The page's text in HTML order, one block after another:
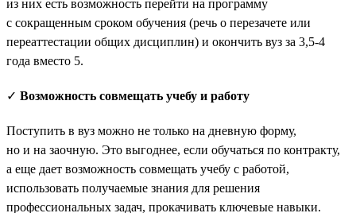
из них есть возможность перейти на программу
с сокращенным сроком обучения (речь о перезачете или
переаттестации общих дисциплин) и окончить вуз за 3,5-4
года вместо 5.
✓ Возможность совмещать учебу и работу
Поступить в вуз можно не только на дневную форму,
но и на заочную. Это выгоднее, если обучаться по контракту,
а еще дает возможность совмещать учебу с работой,
использовать получаемые знания для решения
профессиональных задач, прокачивать ключевые навыки.